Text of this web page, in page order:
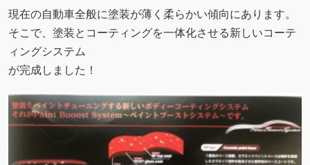
現在の自動車全般に塗装が薄く柔らかい傾向にあります。
そこで、塗装とコーティングを一体化させる新しいコーテ
ィングシステム
が完成しました！